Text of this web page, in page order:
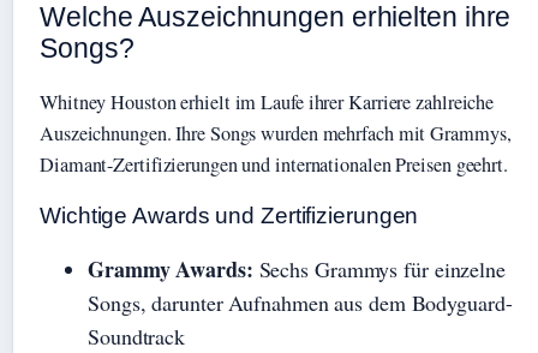
Welche Auszeichnungen erhielten ihre
Songs?
Whitney Houston erhielt im Laufe ihrer Karriere zahlreiche
Auszeichnungen. Ihre Songs wurden mehrfach mit Grammys,
Diamant-Zertifizierungen und internationalen Preisen geehrt.
Wichtige Awards und Zertifizierungen
Grammy Awards: Sechs Grammys für einzelne
Songs, darunter Aufnahmen aus dem Bodyguard-
Soundtrack